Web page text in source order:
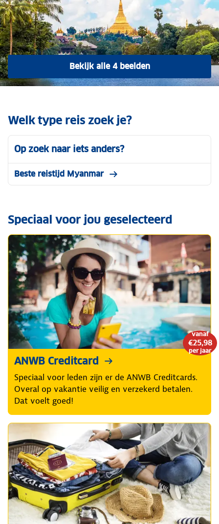
Bekijk alle 4 beelden
Welk type reis zoek je?
Op zoek naar iets anders?
Beste reistijd Myanmar
Speciaal voor jou geselecteerd
vanaf
€25,98
per jaar
ANWB Creditcard
Speciaal voor leden zijn er de ANWB Creditcards.
Overal op vakantie veilig en verzekerd betalen.
Dat voelt goed!